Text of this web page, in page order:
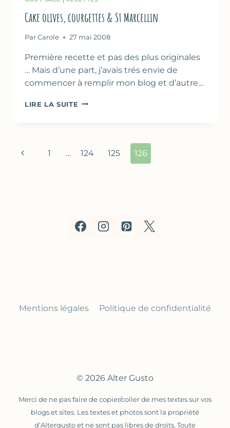
Cake olives, courgettes & St Marcellin
Par Carole 27 mai 2008
Première recette et pas des plus originales
… Mais d’une part, j’avais trés envie de
commencer à remplir mon blog et d’autre…
LIRE LA SUITE CAKE
MARCELLIN
Navigation
Page
1 … 124 125 126
Mentions légales Politique de confidentialité
© 2026 Alter Gusto
Merci de ne pas faire de copier/coller de mes textes sur vos
blogs et sites. Les textes et photos sont la propriété
d’Altergusto et ne sont pas libres de droits. Toute